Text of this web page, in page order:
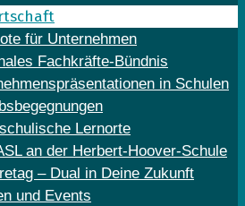
für Unternehmen
Fachkräfte-Bündnis
in Schulen
Lernorte
an der Herbert-Hoover-Schule
– Dual in Deine Zukunft
und Events